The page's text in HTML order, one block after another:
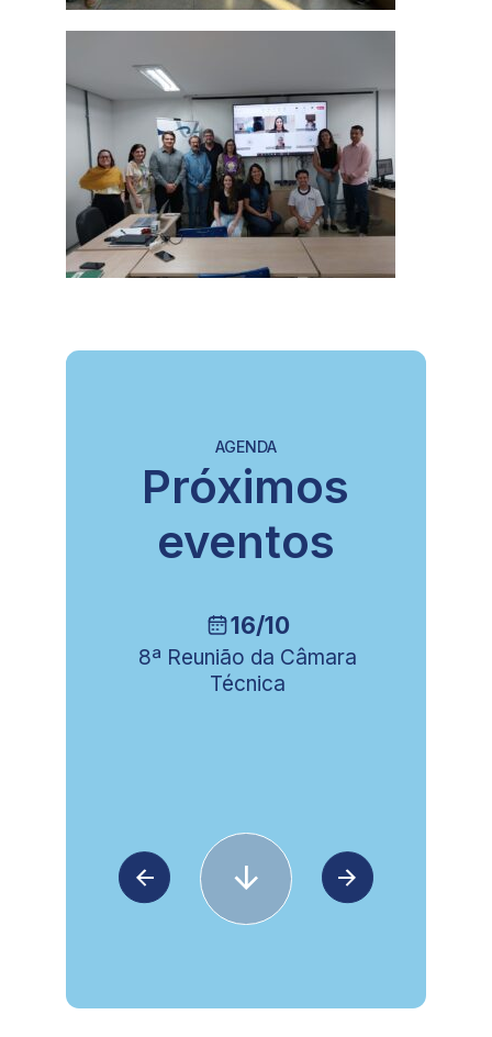
AGENDA
Próximos
eventos
16/10
8ª Reunião da Câmara
Técnica